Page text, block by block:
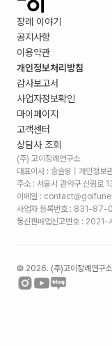
장례 이야기
공지사항
이용약관
개인정보처리방침
감사보고서
사업자정보확인
마이페이지
고객센터
상담사 조회
(주) 고이장례연구소
대표이사 : 송슬옹 | 개인정보
주소 : 서울시 관악구 신림로
이메일 :
사업자 등록번호 : 831-87-
통신판매업신고번호 :
© 2026. (주)고이장례연구